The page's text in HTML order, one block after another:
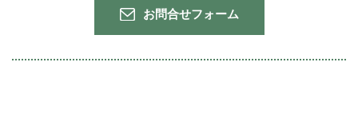
お問合せフォーム